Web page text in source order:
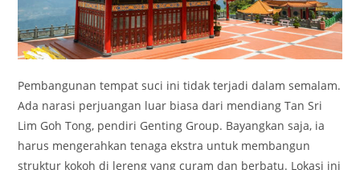
Pembangunan tempat suci ini tidak terjadi dalam semalam.
Ada narasi perjuangan luar biasa dari mendiang Tan Sri
Lim Goh Tong, pendiri Genting Group. Bayangkan saja, ia
harus mengerahkan tenaga ekstra untuk membangun
struktur kokoh di lereng yang curam dan berbatu. Lokasi ini